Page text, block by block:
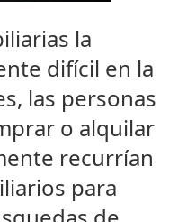
la
difícil en la
las personas
o alquilar
recurrían
para